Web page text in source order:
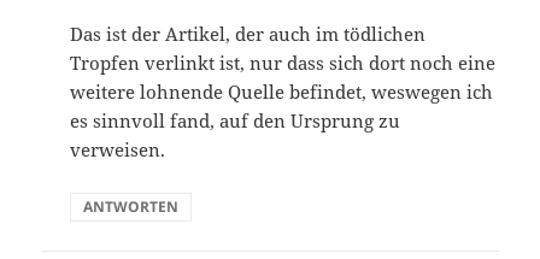
Das ist der Artikel, der auch im tödlichen
Tropfen verlinkt ist, nur dass sich dort noch eine
weitere lohnende Quelle befindet, weswegen ich
es sinnvoll fand, auf den Ursprung zu
verweisen.
ANTWORTEN